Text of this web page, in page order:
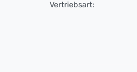
Vertriebsart: